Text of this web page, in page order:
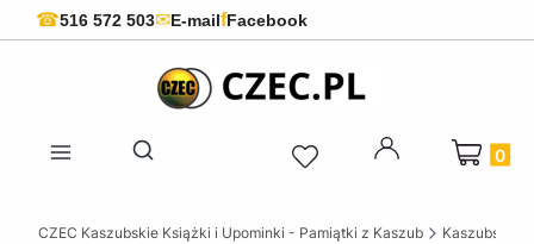
☎516 572 503✉E-mailfFacebook
Otwórz wyszukiwarkę
Produkty
CZEC Kaszubskie Książki i Upominki - Pamiątki z Kaszub Kaszubskie